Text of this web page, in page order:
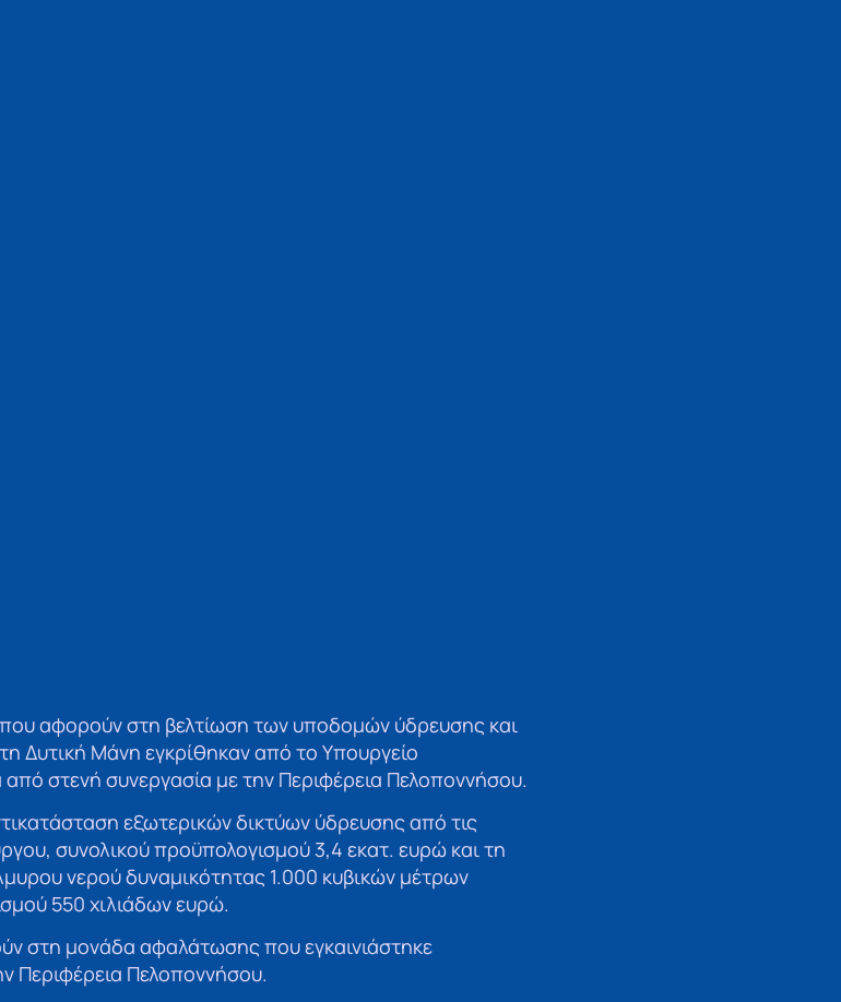
που αφορούν στη βελτίωση των υποδομών ύδρευσης και
Δυτική Μάνη εγκρίθηκαν από το Υπουργείο
από στενή συνεργασία με την Περιφέρεια Πελοποννήσου.
εξωτερικών δικτύων ύδρευσης από τις
συνολικού προϋπολογισμού 3,4 εκατ. ευρώ και τη
νερού δυναμικότητας 1.000 κυβικών μέτρων
550 χιλιάδων ευρώ.
στη μονάδα αφαλάτωσης που εγκαινιάστηκε
Περιφέρεια Πελοποννήσου.